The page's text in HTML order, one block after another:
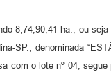
8,74,90,41 ha., ou
SP., denominada
com o lote nº 04,